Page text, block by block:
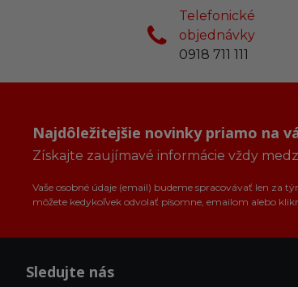
Telefonické
objednávky
0918 711 111
Najdôležitejšie novinky priamo na
Získajte zaujímavé informácie vždy
Vaše osobné údaje (email) budeme spracovávať len za
môžete kedykoľvek odvolať písomne, emailom alebo
Sledujte nás